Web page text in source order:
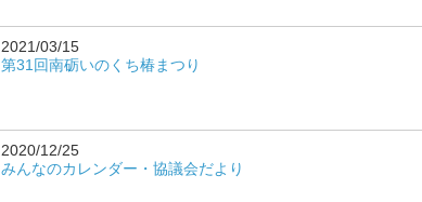
2021/03/15
第31回南砺いのくち椿まつり
2020/12/25
みんなのカレンダー・協議会だより